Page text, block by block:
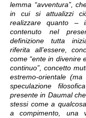
lemma “avventura”,
in cui si attualizzi
realizzare quanto
contenuto nel
definizione tutta
riferita all’essere,
come “ente in divenire
continuo”, concetto
estremo-orientale
speculazione
presente in Daumal
stessi come a
a compimento, una